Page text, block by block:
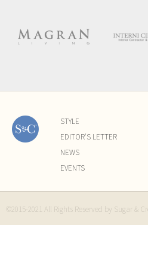
STYLE
EDITOR'S LETTER
NEWS
EVENTS
©2015-2021 All Rights Reserved by Sugar &